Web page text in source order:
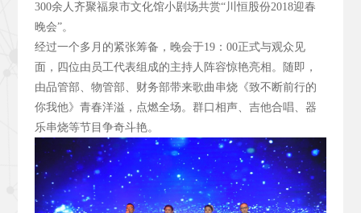
300余人齐聚福泉市文化馆小剧场共赏“川恒股份2018迎春
晚会”。
经过一个多月的紧张筹备，晚会于19：00正式与观众见
面，四位由员工代表组成的主持人阵容惊艳亮相。随即，
由品管部、物管部、财务部带来歌曲串烧《致不断前行的
你我他》青春洋溢，点燃全场。群口相声、吉他合唱、器
乐串烧等节目争奇斗艳。